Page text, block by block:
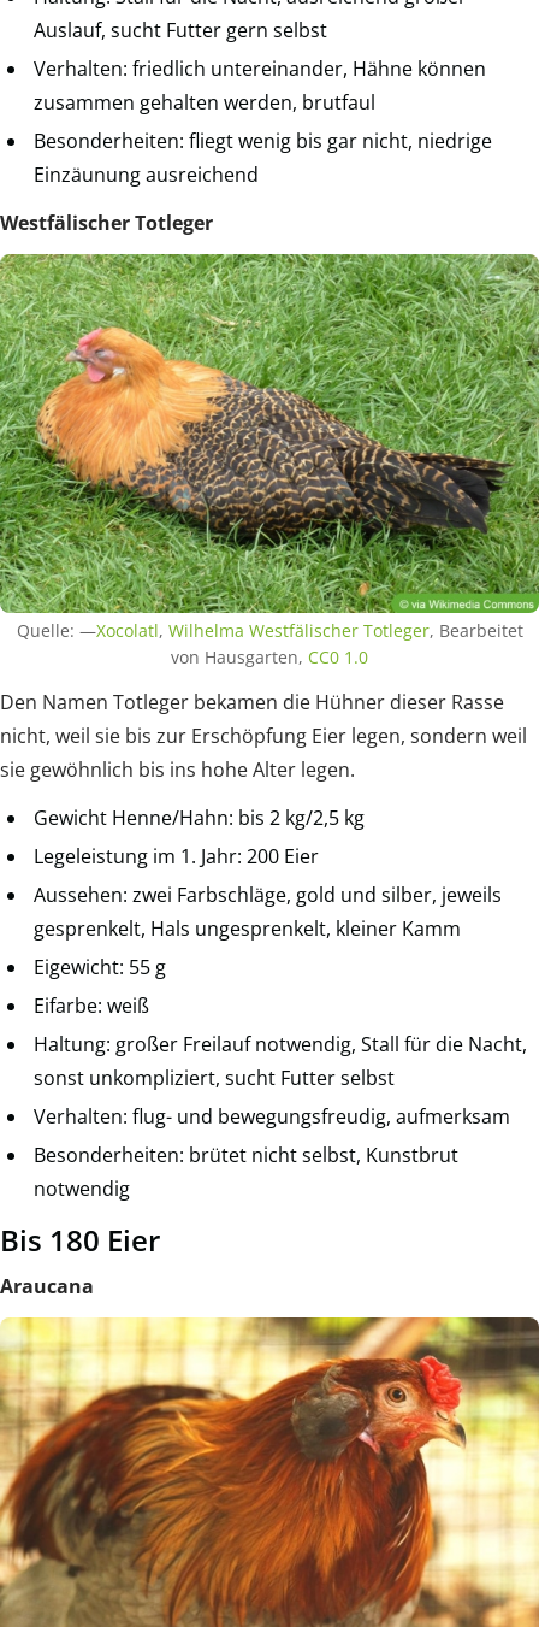
Auslauf, sucht Futter gern selbst
Verhalten: friedlich untereinander, Hähne können
zusammen gehalten werden, brutfaul
Besonderheiten: fliegt wenig bis gar nicht, niedrige
Einzäunung ausreichend
Westfälischer Totleger
Quelle: —Xocolatl, Wilhelma Westfälischer Totleger, Bearbeitet
von Hausgarten, CC0 1.0
Den Namen Totleger bekamen die Hühner dieser Rasse
nicht, weil sie bis zur Erschöpfung Eier legen, sondern weil
sie gewöhnlich bis ins hohe Alter legen.
Gewicht Henne/Hahn: bis 2 kg/2,5 kg
Legeleistung im 1. Jahr: 200 Eier
Aussehen: zwei Farbschläge, gold und silber, jeweils
gesprenkelt, Hals ungesprenkelt, kleiner Kamm
Eigewicht: 55 g
Eifarbe: weiß
Haltung: großer Freilauf notwendig, Stall für die Nacht,
sonst unkompliziert, sucht Futter selbst
Verhalten: flug- und bewegungsfreudig, aufmerksam
Besonderheiten: brütet nicht selbst, Kunstbrut
notwendig
Bis 180 Eier
Araucana